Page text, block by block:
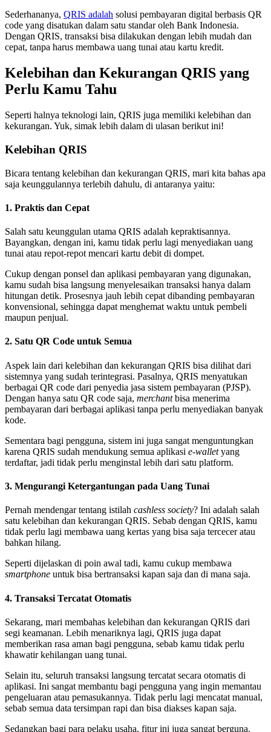
Sederhananya, QRIS adalah solusi pembayaran digital berbasis QR
code yang disatukan dalam satu standar oleh Bank Indonesia.
Dengan QRIS, transaksi bisa dilakukan dengan lebih mudah dan
cepat, tanpa harus membawa uang tunai atau kartu kredit.
Kelebihan dan Kekurangan QRIS yang
Perlu Kamu Tahu
Seperti halnya teknologi lain, QRIS juga memiliki kelebihan dan
kekurangan. Yuk, simak lebih dalam di ulasan berikut ini!
Kelebihan QRIS
Bicara tentang kelebihan dan kekurangan QRIS, mari kita bahas apa
saja keunggulannya terlebih dahulu, di antaranya yaitu:
1. Praktis dan Cepat
Salah satu keunggulan utama QRIS adalah kepraktisannya.
Bayangkan, dengan ini, kamu tidak perlu lagi menyediakan uang
tunai atau repot-repot mencari kartu debit di dompet.
Cukup dengan ponsel dan aplikasi pembayaran yang digunakan,
kamu sudah bisa langsung menyelesaikan transaksi hanya dalam
hitungan detik. Prosesnya jauh lebih cepat dibanding pembayaran
konvensional, sehingga dapat menghemat waktu untuk pembeli
maupun penjual.
2. Satu QR Code untuk Semua
Aspek lain dari kelebihan dan kekurangan QRIS bisa dilihat dari
sistemnya yang sudah terintegrasi. Pasalnya, QRIS menyatukan
berbagai QR code dari penyedia jasa sistem pembayaran (PJSP).
Dengan hanya satu QR code saja, merchantbisa menerima
pembayaran dari berbagai aplikasi tanpa perlu menyediakan banyak
kode.
Sementara bagi pengguna, sistem ini juga sangat menguntungkan
karena QRIS sudah mendukung semua aplikasi e-walletyang
terdaftar, jadi tidak perlu menginstal lebih dari satu platform.
3. Mengurangi Ketergantungan pada Uang Tunai
Pernah mendengar tentang istilah cashless society? Ini adalah salah
satu kelebihan dan kekurangan QRIS. Sebab dengan QRIS, kamu
tidak perlu lagi membawa uang kertas yang bisa saja tercecer atau
bahkan hilang.
Seperti dijelaskan di poin awal tadi, kamu cukup membawa
smartphone untuk bisa bertransaksi kapan saja dan di mana saja.
4. Transaksi Tercatat Otomatis
Sekarang, mari membahas kelebihan dan kekurangan QRIS dari
segi keamanan. Lebih menariknya lagi, QRIS juga dapat
memberikan rasa aman bagi pengguna, sebab kamu tidak perlu
khawatir kehilangan uang tunai.
Selain itu, seluruh transaksi langsung tercatat secara otomatis di
aplikasi. Ini sangat membantu bagi pengguna yang ingin memantau
pengeluaran atau pemasukannya. Tidak perlu lagi mencatat manual,
sebab semua data tersimpan rapi dan bisa diakses kapan saja.
Sedangkan bagi para pelaku usaha, fitur ini juga sangat berguna.